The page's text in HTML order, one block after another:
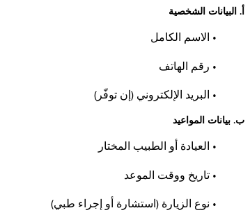
أ. البيانات الشخصية
• الاسم الكامل
• رقم الهاتف
• البريد الإلكتروني (إن توفّر)
ب. بيانات المواعيد
• العيادة أو الطبيب المختار
• تاريخ ووقت الموعد
• نوع الزيارة (استشارة أو إجراء طبي)